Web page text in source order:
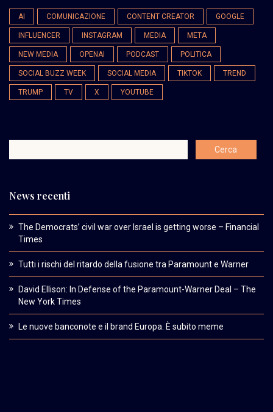
AI COMUNICAZIONE CONTENT CREATOR GOOGLE
INFLUENCER INSTAGRAM MEDIA META
NEW MEDIA OPENAI PODCAST POLITICA
SOCIAL BUZZ WEEK SOCIAL MEDIA TIKTOK TREND
TRUMP TV X YOUTUBE
News recenti
The Democrats’ civil war over Israel is getting worse – Financial
Times
Tutti i rischi del ritardo della fusione tra Paramount e Warner
David Ellison: In Defense of the Paramount-Warner Deal – The
New York Times
Le nuove banconote e il brand Europa. È subito meme